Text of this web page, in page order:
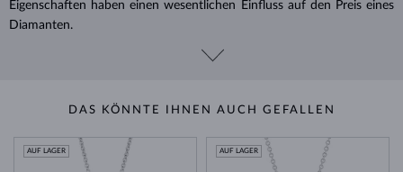
Eigenschaften haben einen wesentlichen Einfluss auf den Preis eines
Diamanten.
DAS KÖNNTE IHNEN AUCH GEFALLEN
AUF LAGER AUF LAGER